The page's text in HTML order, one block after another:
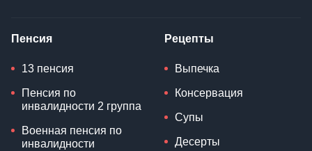
Пенсия
13 пенсия
Пенсия по
инвалидности 2 группа
Военная пенсия по
инвалидности
Рецепты
Выпечка
Консервация
Супы
Десерты